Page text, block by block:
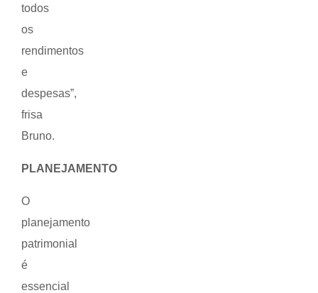
todos
os
rendimentos
e
despesas”,
frisa
Bruno.
PLANEJAMENTO
O
planejamento
patrimonial
é
essencial